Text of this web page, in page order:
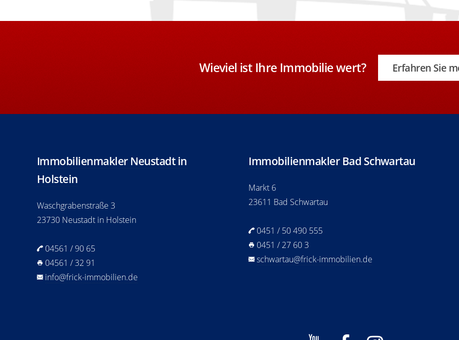
Wieviel ist Ihre Immobilie wert? Erfahren Sie
Immobilienmakler Neustadt in
Holstein
Waschgrabenstraße 3
23730 Neustadt in Holstein
04561 / 90 65
04561 / 32 91
info@frick-immobilien.de
Immobilienmakler Bad Schwartau
Markt 6
23611 Bad Schwartau
0451 / 50 490 555
0451 / 27 60 3
schwartau@frick-immobilien.de